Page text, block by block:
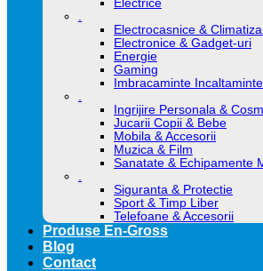
Electrice
.
Electrocasnice &
Electronice & Gadget-uri
Energie
Gaming
Imbracaminte
.
Ingrijire Personala &
Jucarii Copii & Bebe
Mobila & Accesorii
Muzica & Film
Sanatate & Echipamente
.
Siguranta & Protectie
Sport & Timp Liber
Telefoane & Accesorii
Produse En-Gross
Blog
Contact